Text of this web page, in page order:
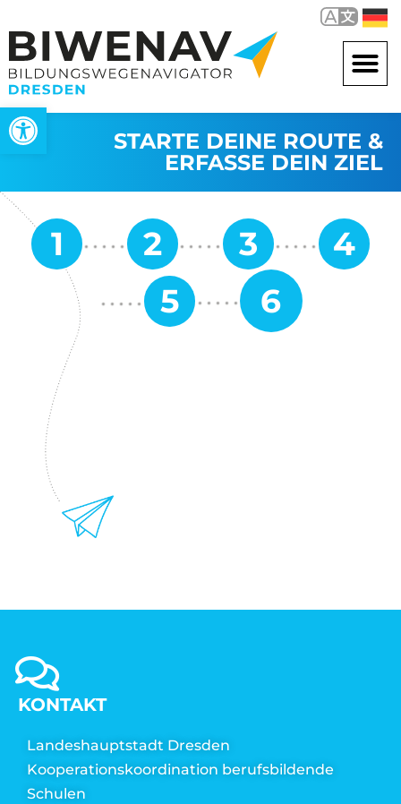
Werkzeugleiste öffnen
STARTE DEINE ROUTE &
ERFASSE DEIN ZIEL
KONTAKT
Landeshauptstadt Dresden
Kooperationskoordination berufsbildende
Schulen